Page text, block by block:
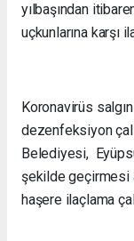
yılbaşından
uçkunlarına karşı
Koronavirüs
dezenfeksiyon
Belediyesi,
şekilde geçirmesi
haşere ilaçlama